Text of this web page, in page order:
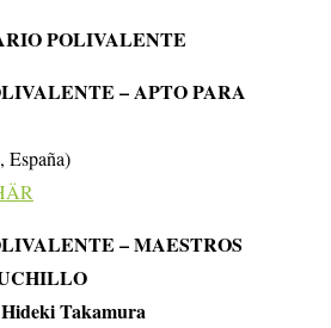
POLIVALENTE
– APTO PARA
España)
– MAESTROS
Hideki Takamura